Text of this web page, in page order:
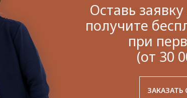
Оставь
получите
при
(от 30